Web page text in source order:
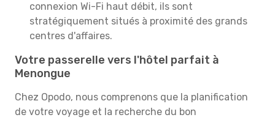
connexion Wi-Fi haut débit, ils sont
stratégiquement situés à proximité des grands
centres d'affaires.
Votre passerelle vers l'hôtel parfait à
Menongue
Chez Opodo, nous comprenons que la planification
de votre voyage et la recherche du bon